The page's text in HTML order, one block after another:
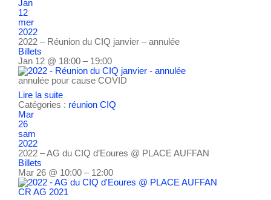
Jan
12
mer
2022
2022 – Réunion du CIQ janvier – annulée
Billets
Jan 12 @ 18:00 – 19:00
annulée pour cause COVID
Lire la suite
Catégories : réunion CIQ
Mar
26
sam
2022
2022 – AG du CIQ d’Eoures @ PLACE AUFFAN
Billets
Mar 26 @ 10:00 – 12:00
CR AG 2021